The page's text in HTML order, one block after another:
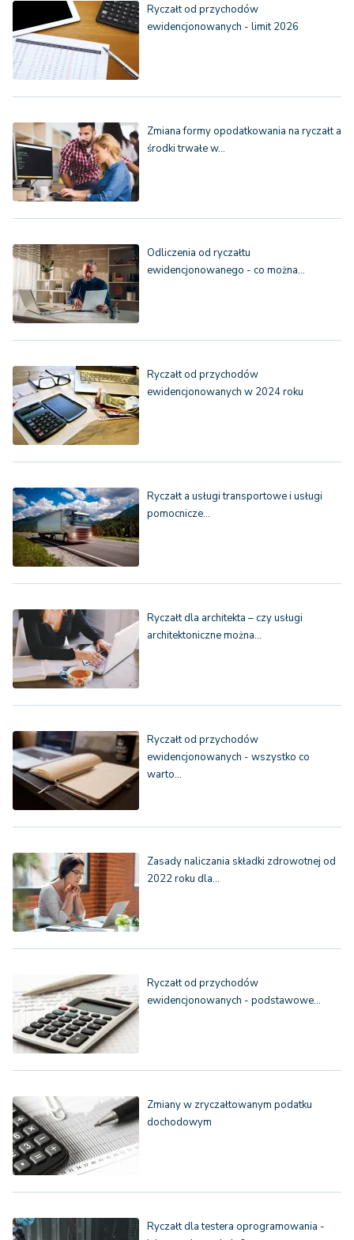
Ryczałt od przychodów
ewidencjonowanych - limit 2026
Zmiana formy opodatkowania na ryczałt a
środki trwałe w…
Odliczenia od ryczałtu
ewidencjonowanego - co można…
Ryczałt od przychodów
ewidencjonowanych w 2024 roku
Ryczałt a usługi transportowe i usługi
pomocnicze…
Ryczałt dla architekta – czy usługi
architektoniczne można…
Ryczałt od przychodów
ewidencjonowanych - wszystko co
warto…
Zasady naliczania składki zdrowotnej od
2022 roku dla…
Ryczałt od przychodów
ewidencjonowanych - podstawowe…
Zmiany w zryczałtowanym podatku
dochodowym
Ryczałt dla testera oprogramowania -